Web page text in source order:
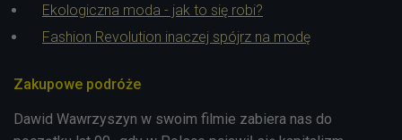
Ekologiczna moda - jak to się robi?
Fashion Revolution inaczej spójrz na modę
Zakupowe podróże
Dawid Wawrzyszyn w swoim filmie zabiera nas do